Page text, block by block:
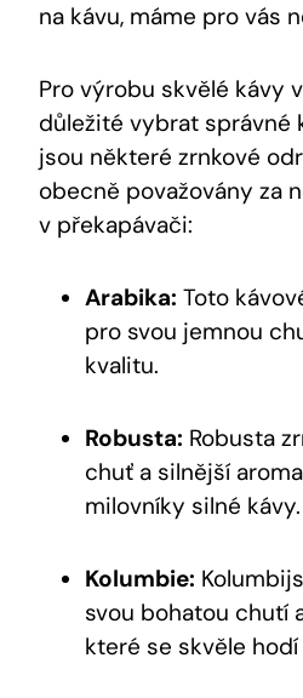
na kávu, máme pro vás
Pro výrobu skvělé kávy
důležité vybrat správné
jsou některé zrnkové
obecně považovány za
v překapávači:
Arabika: Toto
pro svou jemnou
kvalitu.
Robusta: Robusta
chuť a silnější
milovníky silné kávy.
Kolumbie:
svou bohatou chutí
které se skvěle